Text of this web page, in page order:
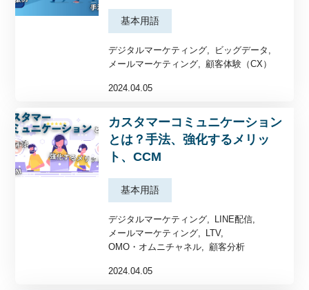
基本用語
デジタルマーケティング
ビッグデータ
メールマーケティング
顧客体験（CX）
2024.04.05
カスタマーコミュニケーション
とは？手法、強化するメリッ
ト、CCM
基本用語
デジタルマーケティング
LINE配信
メールマーケティング
LTV
OMO・オムニチャネル
顧客分析
2024.04.05